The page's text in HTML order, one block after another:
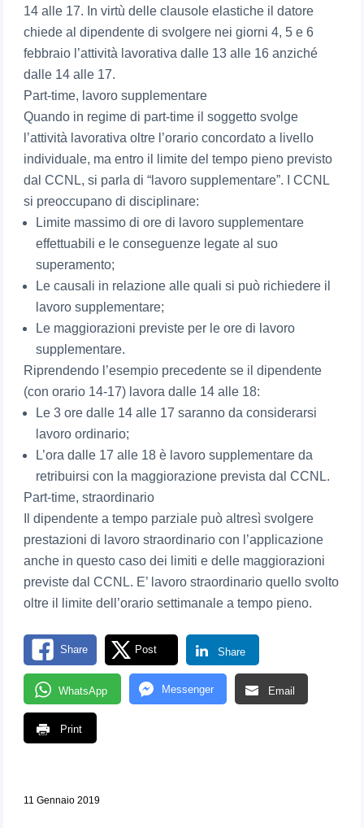
14 alle 17. In virtù delle clausole elastiche il datore
chiede al dipendente di svolgere nei giorni 4, 5 e 6
febbraio l’attività lavorativa dalle 13 alle 16 anziché
dalle 14 alle 17.
Part-time, lavoro supplementare
Quando in regime di part-time il soggetto svolge
l’attività lavorativa oltre l’orario concordato a livello
individuale, ma entro il limite del tempo pieno previsto
dal CCNL, si parla di “lavoro supplementare”. I CCNL
si preoccupano di disciplinare:
Limite massimo di ore di lavoro supplementare
effettuabili e le conseguenze legate al suo
superamento;
Le causali in relazione alle quali si può richiedere il
lavoro supplementare;
Le maggiorazioni previste per le ore di lavoro
supplementare.
Riprendendo l’esempio precedente se il dipendente
(con orario 14-17) lavora dalle 14 alle 18:
Le 3 ore dalle 14 alle 17 saranno da considerarsi
lavoro ordinario;
L’ora dalle 17 alle 18 è lavoro supplementare da
retribuirsi con la maggiorazione prevista dal CCNL.
Part-time, straordinario
Il dipendente a tempo parziale può altresì svolgere
prestazioni di lavoro straordinario con l’applicazione
anche in questo caso dei limiti e delle maggiorazioni
previste dal CCNL. E’ lavoro straordinario quello svolto
oltre il limite dell’orario settimanale a tempo pieno.
Share Post Share
WhatsApp Messenger Email
Print
11 Gennaio 2019